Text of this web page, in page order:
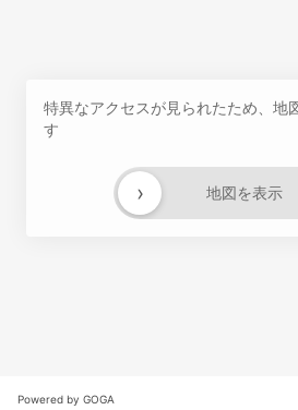
特異なアクセスが見られたため、地
す
地図を表示
›
Powered by GOGA